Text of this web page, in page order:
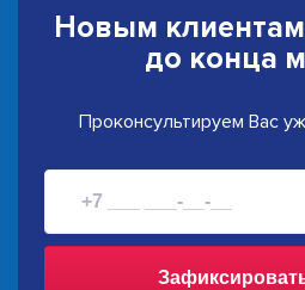
Новым клиентам
до конца
Проконсультируем Вас